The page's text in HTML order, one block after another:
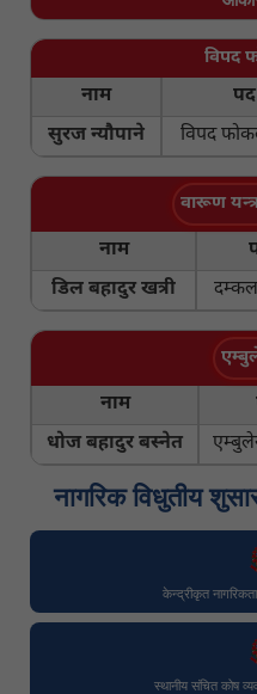
विपद
नाम पद
सुरज न्यौपाने
विपद
वारूण
नाम
डिल बहादुर खत्री
नाम
धोज बहादुर बस्नेत
नागरिक विधुतीय
केन्द्रीकृत
स्थानीय संचित कोष